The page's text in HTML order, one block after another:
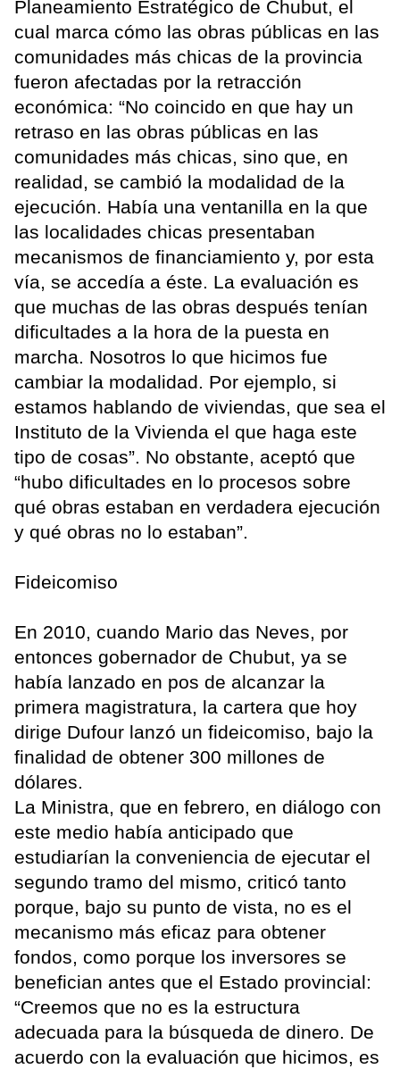
Planeamiento Estratégico de Chubut, el
cual marca cómo las obras públicas en las
comunidades más chicas de la provincia
fueron afectadas por la retracción
económica: “No coincido en que hay un
retraso en las obras públicas en las
comunidades más chicas, sino que, en
realidad, se cambió la modalidad de la
ejecución. Había una ventanilla en la que
las localidades chicas presentaban
mecanismos de financiamiento y, por esta
vía, se accedía a éste. La evaluación es
que muchas de las obras después tenían
dificultades a la hora de la puesta en
marcha. Nosotros lo que hicimos fue
cambiar la modalidad. Por ejemplo, si
estamos hablando de viviendas, que sea el
Instituto de la Vivienda el que haga este
tipo de cosas”. No obstante, aceptó que
“hubo dificultades en lo procesos sobre
qué obras estaban en verdadera ejecución
y qué obras no lo estaban”.
Fideicomiso
En 2010, cuando Mario das Neves, por
entonces gobernador de Chubut, ya se
había lanzado en pos de alcanzar la
primera magistratura, la cartera que hoy
dirige Dufour lanzó un fideicomiso, bajo la
finalidad de obtener 300 millones de
dólares.
La Ministra, que en febrero, en diálogo con
este medio había anticipado que
estudiarían la conveniencia de ejecutar el
segundo tramo del mismo, criticó tanto
porque, bajo su punto de vista, no es el
mecanismo más eficaz para obtener
fondos, como porque los inversores se
benefician antes que el Estado provincial:
“Creemos que no es la estructura
adecuada para la búsqueda de dinero. De
acuerdo con la evaluación que hicimos, es